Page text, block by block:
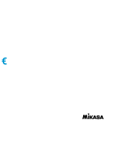
€